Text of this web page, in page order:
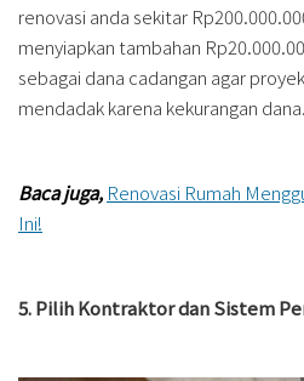
renovasi anda sekitar
menyiapkan tambahan
sebagai dana cadangan agar
mendadak karena kekurangan dana.
Baca juga, Renovasi Rumah
Ini!
5. Pilih Kontraktor dan Sistem